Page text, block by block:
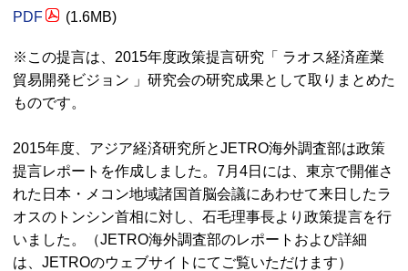
PDF (1.6MB)
※この提言は、2015年度政策提言研究「 ラオス経済産業
貿易開発ビジョン 」研究会の研究成果として取りまとめた
ものです。
2015年度、アジア経済研究所とJETRO海外調査部は政策
提言レポートを作成しました。7月4日には、東京で開催さ
れた日本・メコン地域諸国首脳会議にあわせて来日したラ
オスのトンシン首相に対し、石毛理事長より政策提言を行
いました。（JETRO海外調査部のレポートおよび詳細
は、JETROのウェブサイトにてご覧いただけます）